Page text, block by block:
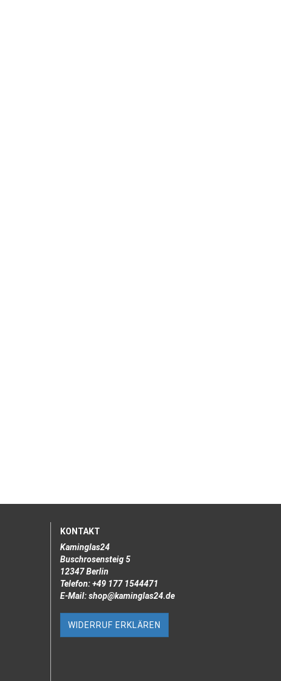
KONTAKT
Kaminglas24
Buschrosensteig 5
12347 Berlin
Telefon: +49 177 1544471
E-Mail: shop@kaminglas24.de
WIDERRUF ERKLÄREN